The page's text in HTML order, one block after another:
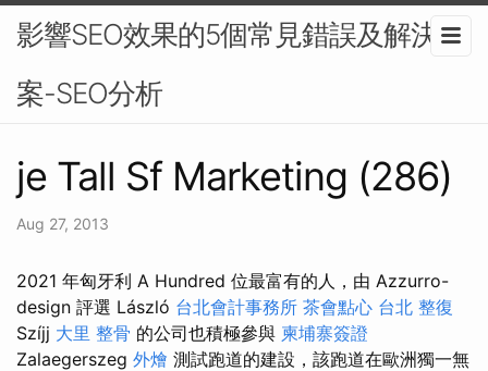
影響SEO效果的5個常見錯誤及解決方
案-SEO分析
je Tall Sf Marketing (286)
Aug 27, 2013
2021 年匈牙利 A Hundred 位最富有的人，由 Azzurro-
design 評選 László 台北會計事務所 茶會點心 台北 整復
Szíjj 大里 整骨 的公司也積極參與 柬埔寨簽證
Zalaegerszeg 外燴 測試跑道的建設，該跑道在歐洲獨一無